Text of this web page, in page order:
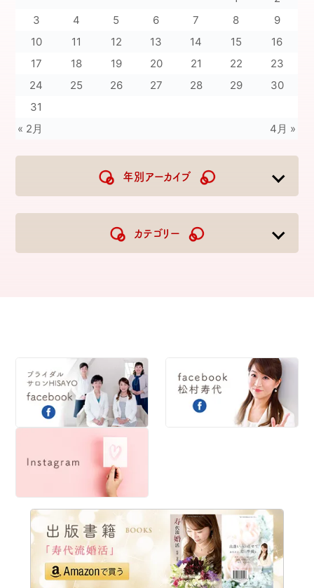
« 2月 4月 »
3
4 5 6 7 8
9
10
11 12 13 14 15
16
17
18 19 20 21 22
23
24
25 26 27 28 29
30
31
年別アーカイブ
2023
カテゴリー